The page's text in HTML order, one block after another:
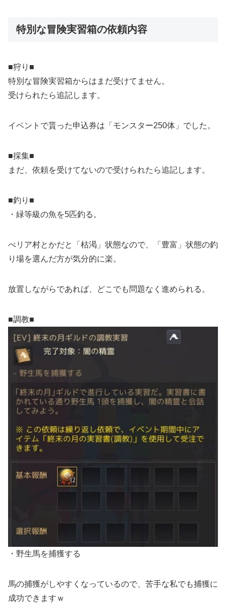
特別な冒険実習箱の依頼内容
■狩り■
特別な冒険実習箱からはまだ受けてません。
受けられたら追記します。
イベントで貰った申込券は「モンスター250体」でした。
■採集■
まだ、依頼を受けてないので受けられたら追記します。
■釣り■
・緑等級の魚を5匹釣る。
べリア村とかだと「枯渇」状態なので、「豊富」状態の釣
り場を選んだ方が気分的に楽。
放置しながらであれば、どこでも問題なく進められる。
■調教■
・野生馬を捕獲する
馬の捕獲がしやすくなっているので、苦手な私でも捕獲に
成功できますｗ